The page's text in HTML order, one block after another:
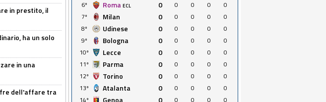
in prestito, il
ha un solo
in una
dell'affare tra
6º
Roma ECL 0 0 0 0
0
7º
Milan 0 0 0 0
0
8º
Udinese 0 0 0 0
0
9º
Bologna 0 0 0 0
0
10º
Lecce 0 0 0 0
0
11º
Parma 0 0 0 0
0
12º
Torino 0 0 0 0
0
13º
Atalanta 0 0 0 0
0
14º
Genoa 0 0 0 0 0